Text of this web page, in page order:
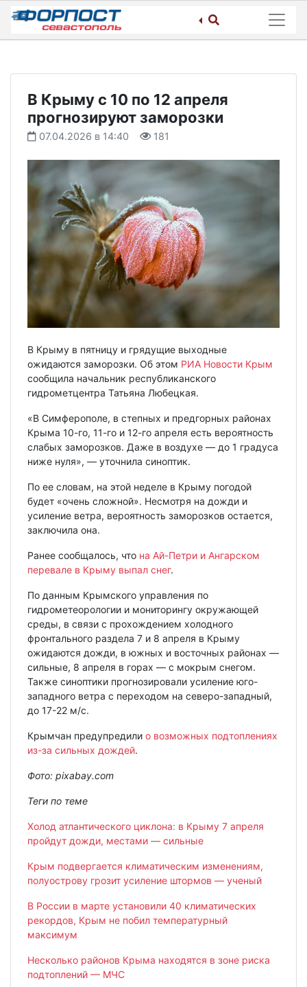
Skip
content
В Крыму с 10 по 12 апреля
прогнозируют заморозки
07.04.2026 в 14:40 181
В Крыму в пятницу и грядущие выходные
ожидаются заморозки. Об этом РИА Новости Крым
сообщила начальник республиканского
гидрометцентра Татьяна Любецкая.
«В Симферополе, в степных и предгорных районах
Крыма 10-го, 11-го и 12-го апреля есть вероятность
слабых заморозков. Даже в воздухе — до 1 градуса
ниже нуля», — уточнила синоптик.
По ее словам, на этой неделе в Крыму погодой
будет «очень сложной». Несмотря на дожди и
усиление ветра, вероятность заморозков остается,
заключила она.
Ранее сообщалось, что на Ай-Петри и Ангарском
перевале в Крыму выпал снег.
По данным Крымского управления по
гидрометеорологии и мониторингу окружающей
среды, в связи с прохождением холодного
фронтального раздела 7 и 8 апреля в Крыму
ожидаются дожди, в южных и восточных районах —
сильные, 8 апреля в горах — с мокрым снегом.
Также синоптики прогнозировали усиление юго-
западного ветра с переходом на северо-западный,
до 17-22 м/с.
Крымчан предупредили о возможных подтоплениях
из-за сильных дождей.
Фото: pixabay.com
Теги по теме
Холод атлантического циклона: в Крыму 7 апреля
пройдут дожди, местами — сильные
Крым подвергается климатическим изменениям,
полуострову грозит усиление штормов — ученый
В России в марте установили 40 климатических
рекордов, Крым не побил температурный
максимум
Несколько районов Крыма находятся в зоне риска
подтоплений — МЧС